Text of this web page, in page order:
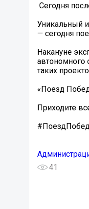
Сегодня
Уникальный
— сегодня
Накануне
автономного
таких
«Поезд
Приходите
41